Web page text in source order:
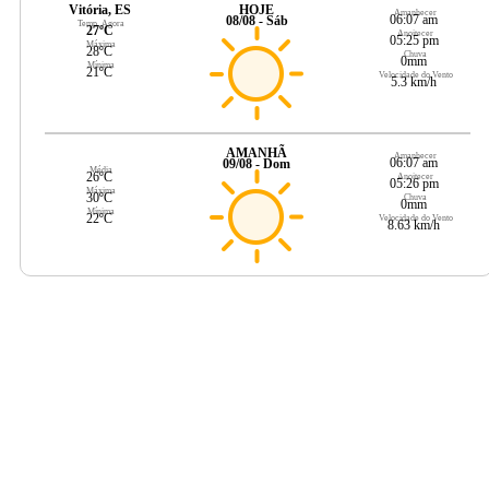
Vitória, ES
Temp. Agora
27ºC
Máxima
28ºC
Mínima
21ºC
HOJE
08/08 - Sáb
Amanhecer
06:07 am
Anoitecer
05:25 pm
Chuva
0mm
Velocidade do Vento
5.3 km/h
Média
26ºC
Máxima
30ºC
Mínima
22ºC
AMANHÃ
09/08 - Dom
Amanhecer
06:07 am
Anoitecer
05:26 pm
Chuva
0mm
Velocidade do Vento
8.63 km/h